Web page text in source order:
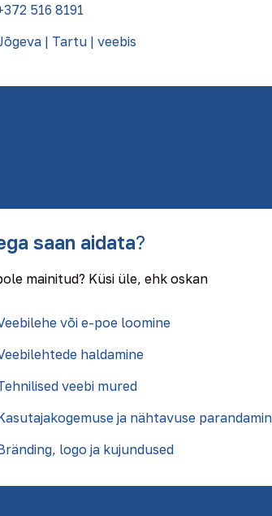
516 8191
| Tartu | veebis
saan aidata?
mainitud? Küsi üle, ehk oskan
või e-poe loomine
haldamine
veebi mured
ja nähtavuse
logo ja kujundused